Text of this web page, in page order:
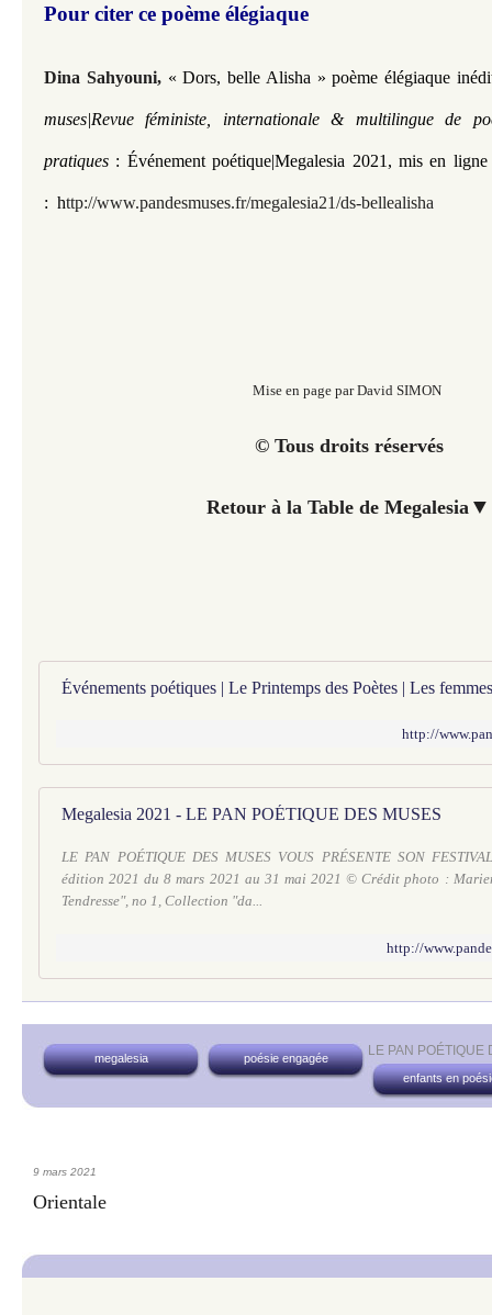
Pour citer ce poème élégiaque
Dina Sahyouni, « Dors, belle Alisha » poème élégiaque
muses|Revue féministe, internationale & multilingue de
pratiques : Événement poétique|Megalesia 2021, mis en
: http://www.pandesmuses.fr/megalesia21/ds-bellealisha
Mise en page par David SIMON
© Tous droits réservés
Retour à la Table de Megalesia ▼
http://
Megalesia 2021 - LE PAN POÉTIQUE DES MUSES
LE PAN POÉTIQUE DES MUSES VOUS PRÉSENTE SON
édition 2021 du 8 mars 2021 au 31 mai 2021 © Crédit photo :
Tendresse", no 1, Collection "da...
http://
LE PAN
megalesia
poésie engagée
enfants en
9 mars 2021
Orientale